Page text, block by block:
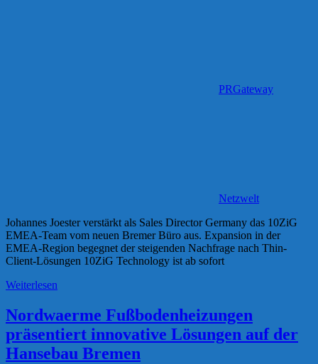
PRGateway
Netzwelt
Johannes Joester verstärkt als Sales Director Germany das 10ZiG
EMEA-Team vom neuen Bremer Büro aus. Expansion in der
EMEA-Region begegnet der steigenden Nachfrage nach Thin-
Client-Lösungen 10ZiG Technology ist ab sofort
Weiterlesen
Nordwaerme Fußbodenheizungen
präsentiert innovative Lösungen auf der
Hansebau Bremen